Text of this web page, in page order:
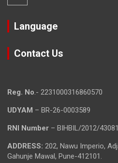
Language
Contact Us
Reg. No.- 2231000316860570
UDYAM – BR-26-0003589
RNI Number – BIHBIL/2012/43081
ADDRESS: 202, Nawu Imperio,
Gahunje Mawal, Pune-412101.